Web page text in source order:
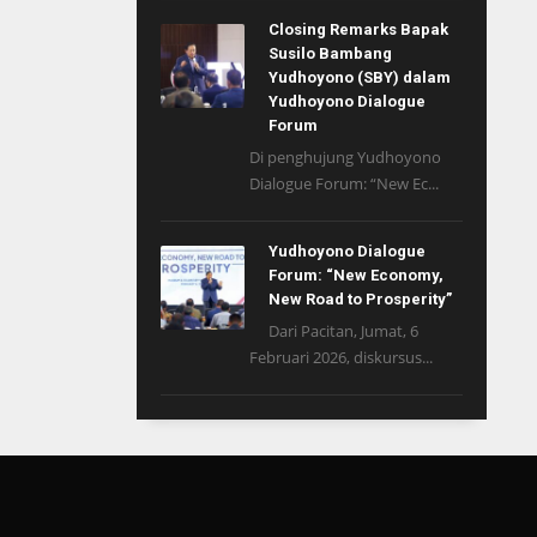
Closing Remarks Bapak
Susilo Bambang
Yudhoyono (SBY) dalam
Yudhoyono Dialogue
Forum
Di penghujung Yudhoyono
Dialogue Forum: “New Ec...
Yudhoyono Dialogue
Forum: “New Economy,
New Road to Prosperity”
Dari Pacitan, Jumat, 6
Februari 2026, diskursus...